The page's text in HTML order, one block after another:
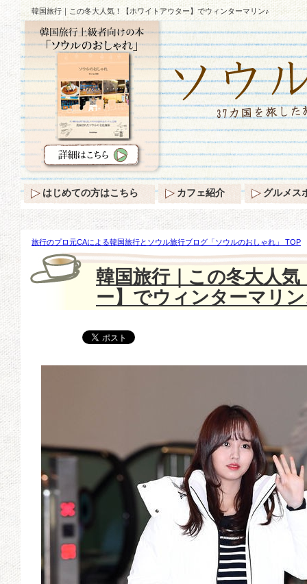
韓国旅行｜この冬大人気！【ホワイトアウター】でウィンターマリン♪
旅行のプロ元CAによる韓国旅行とソウル旅行ブログ「ソウルのおしゃれ」 TOP
人気！【ホワイトアウター】でウィンターマリン♪
韓国旅行｜この冬大人
ー】でウィンターマリ
はじめての方はこちら カフェ紹介 グルメス